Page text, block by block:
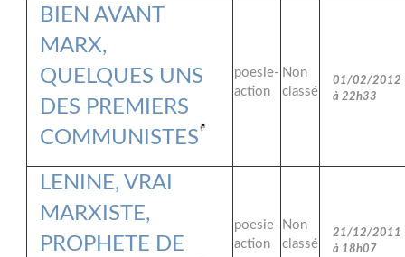
BIEN AVANT
MARX,
QUELQUES UNS
DES PREMIERS
COMMUNISTES
poesie-
action
Non
classé
01/02/2012
à 22h33
LENINE, VRAI
MARXISTE,
PROPHETE DE
poesie-
action
Non
classé
21/12/2011
à 18h07